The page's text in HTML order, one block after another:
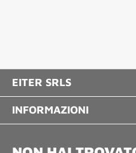
EITER SRLS
INFORMAZIONI